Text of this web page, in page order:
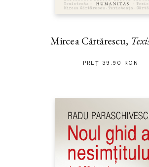
Mircea Cărtărescu,
PREȚ 39.90 RON